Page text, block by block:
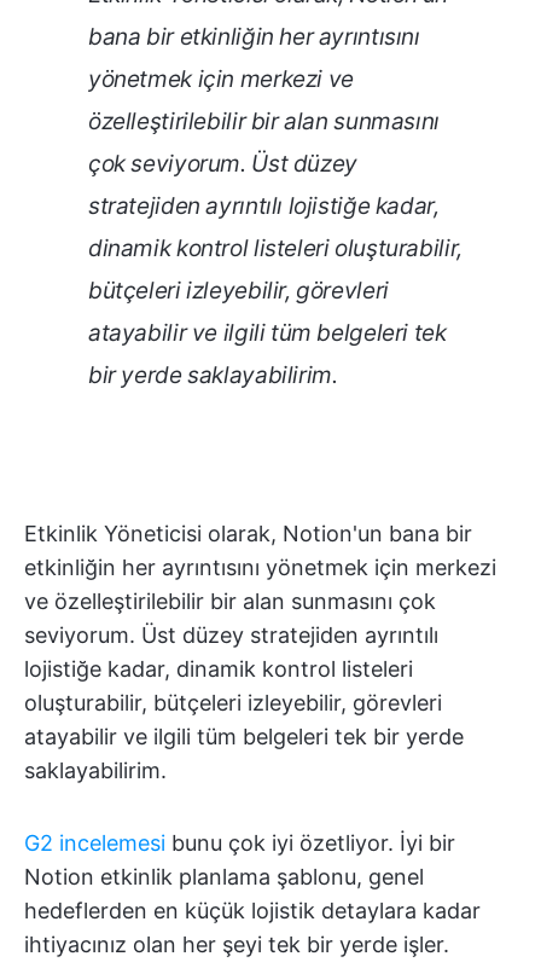
bana bir etkinliğin her ayrıntısını
yönetmek için merkezi ve
özelleştirilebilir bir alan sunmasını
çok seviyorum. Üst düzey
stratejiden ayrıntılı lojistiğe kadar,
dinamik kontrol listeleri oluşturabilir,
bütçeleri izleyebilir, görevleri
atayabilir ve ilgili tüm belgeleri tek
bir yerde saklayabilirim.
Etkinlik Yöneticisi olarak, Notion'un bana bir
etkinliğin her ayrıntısını yönetmek için merkezi
ve özelleştirilebilir bir alan sunmasını çok
seviyorum. Üst düzey stratejiden ayrıntılı
lojistiğe kadar, dinamik kontrol listeleri
oluşturabilir, bütçeleri izleyebilir, görevleri
atayabilir ve ilgili tüm belgeleri tek bir yerde
saklayabilirim.
G2 incelemesi bunu çok iyi özetliyor. İyi bir
Notion etkinlik planlama şablonu, genel
hedeflerden en küçük lojistik detaylara kadar
ihtiyacınız olan her şeyi tek bir yerde işler.